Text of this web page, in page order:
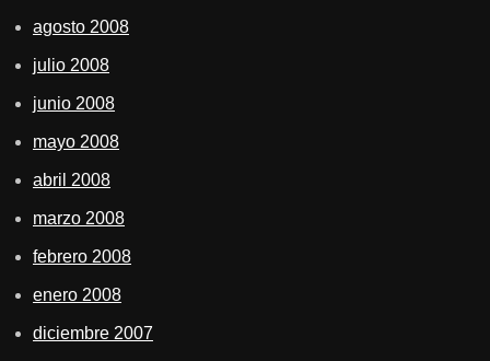
agosto 2008
julio 2008
junio 2008
mayo 2008
abril 2008
marzo 2008
febrero 2008
enero 2008
diciembre 2007